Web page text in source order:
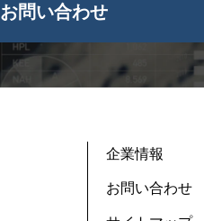
お問い合わせ
企業情報
お問い合わせ